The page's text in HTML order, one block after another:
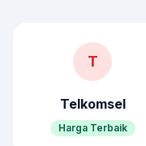
T
Telkomsel
Harga Terbaik